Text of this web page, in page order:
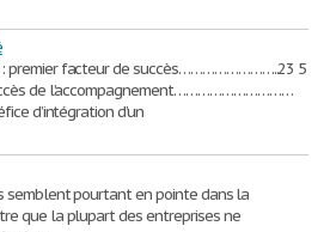
: premier facteur de succès……………………..23 5
de l’accompagnement…………………………
d’intégration d’un
semblent pourtant en pointe dans la
que la plupart des entreprises ne